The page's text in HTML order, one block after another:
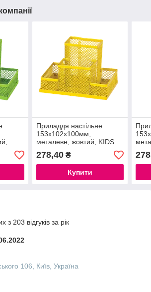
Приладдя настільне
153x102x100мм,
металеве, жовтий, KIDS
Line
278,40₴
Купити
Line
з 203 відгуків за рік
106, Київ, Україна